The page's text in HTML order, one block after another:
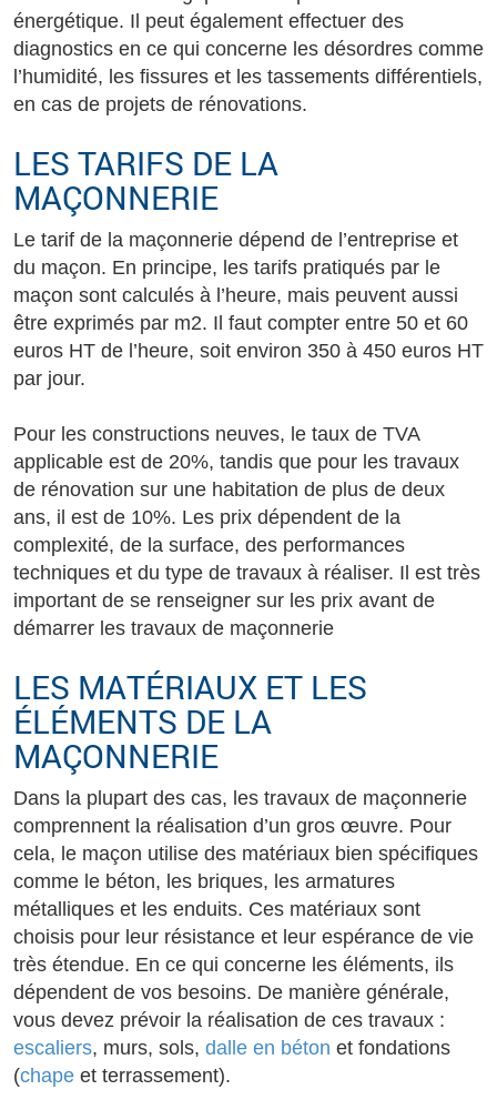
énergétique. Il peut également effectuer des
diagnostics en ce qui concerne les désordres comme
l’humidité, les fissures et les tassements différentiels,
en cas de projets de rénovations.
LES TARIFS DE LA
MAÇONNERIE
Le tarif de la maçonnerie dépend de l’entreprise et
du maçon. En principe, les tarifs pratiqués par le
maçon sont calculés à l’heure, mais peuvent aussi
être exprimés par m2. Il faut compter entre 50 et 60
euros HT de l’heure, soit environ 350 à 450 euros HT
par jour.
Pour les constructions neuves, le taux de TVA
applicable est de 20%, tandis que pour les travaux
de rénovation sur une habitation de plus de deux
ans, il est de 10%. Les prix dépendent de la
complexité, de la surface, des performances
techniques et du type de travaux à réaliser. Il est très
important de se renseigner sur les prix avant de
démarrer les travaux de maçonnerie
LES MATÉRIAUX ET LES
ÉLÉMENTS DE LA
MAÇONNERIE
Dans la plupart des cas, les travaux de maçonnerie
comprennent la réalisation d’un gros œuvre. Pour
cela, le maçon utilise des matériaux bien spécifiques
comme le béton, les briques, les armatures
métalliques et les enduits. Ces matériaux sont
choisis pour leur résistance et leur espérance de vie
très étendue. En ce qui concerne les éléments, ils
dépendent de vos besoins. De manière générale,
vous devez prévoir la réalisation de ces travaux :
escaliers, murs, sols, dalle en béton et fondations
(chape et terrassement).